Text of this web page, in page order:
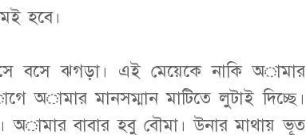
হবে।
বসে ঝগড়া। এই মেয়েকে নাকি অামার
অামার মানসম্মান মাটিতে লুটাই দিচ্ছে।
অামার বাবার হবু বৌমা। উনার মাথায় ভূত